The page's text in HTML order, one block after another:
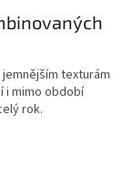
texturám
i mimo období
rok.